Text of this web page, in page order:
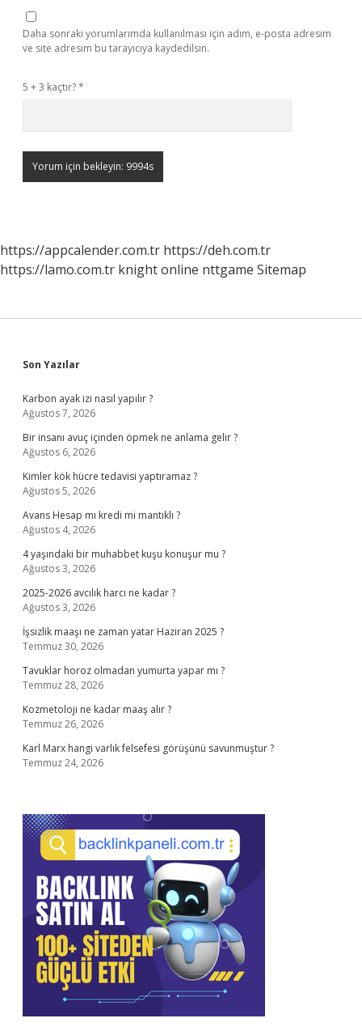
Daha sonraki yorumlarımda kullanılması için adım, e-posta adresim
ve site adresim bu tarayıcıya kaydedilsin.
5 + 3 kaçtır?*
https://appcalender.com.tr https://deh.com.tr
https://lamo.com.tr knight online nttgame Sitemap
Sidebar
Son Yazılar
Karbon ayak izi nasıl yapılır ?
Ağustos 7, 2026
Bir insanı avuç içinden öpmek ne anlama gelir ?
Ağustos 6, 2026
Kimler kök hücre tedavisi yaptıramaz ?
Ağustos 5, 2026
Avans Hesap mı kredi mi mantıklı ?
Ağustos 4, 2026
4 yaşındaki bir muhabbet kuşu konuşur mu ?
Ağustos 3, 2026
2025-2026 avcılık harcı ne kadar ?
Ağustos 3, 2026
İşsizlik maaşı ne zaman yatar Haziran 2025 ?
Temmuz 30, 2026
Tavuklar horoz olmadan yumurta yapar mı ?
Temmuz 28, 2026
Kozmetoloji ne kadar maaş alır ?
Temmuz 26, 2026
Karl Marx hangi varlık felsefesi görüşünü savunmuştur ?
Temmuz 24, 2026